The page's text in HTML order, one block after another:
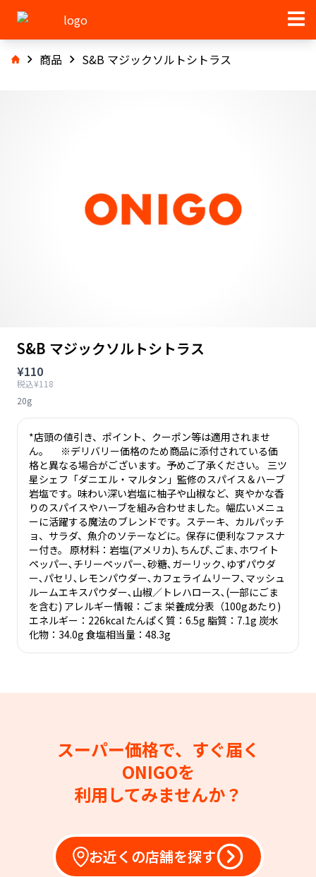
商品 S&B マジックソルトシトラス
S&B マジックソルトシトラス
¥110
税込¥118
20g
*店頭の値引き、ポイント、クーポン等は適用されませ
ん。 ※デリバリー価格のため商品に添付されている価
格と異なる場合がございます。予めご了承ください。 三ツ
星シェフ「ダニエル・マルタン」監修のスパイス＆ハーブ
岩塩です。味わい深い岩塩に柚子や山椒など、爽やかな香
りのスパイスやハーブを組み合わせました。幅広いメニュ
ーに活躍する魔法のブレンドです。ステーキ、カルパッチ
ョ、サラダ、魚介のソテーなどに。保存に便利なファスナ
ー付き。 原材料：岩塩(アメリカ)､ちんぴ､ごま､ホワイト
ペッパー､チリーペッパー､砂糖､ガーリック､ゆずパウダ
ー､パセリ､レモンパウダー､カフェライムリーフ､マッシュ
ルームエキスパウダー､山椒／トレハロース､(一部にごま
を含む) アレルギー情報：ごま 栄養成分表（100gあたり)
エネルギー：226kcal たんぱく質：6.5g 脂質：7.1g 炭水
化物：34.0g 食塩相当量：48.3g
スーパー価格で、すぐ届く
ONIGOを
利用してみませんか？
お近くの店舗を探す